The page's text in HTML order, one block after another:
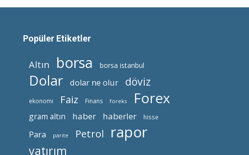
Popüler Etiketler
Altın borsa borsa istanbul
Dolar dolar ne olur döviz
ekonomi Faiz Finans foreks Forex
gram altın haber haberler hisse
Para parite Petrol rapor
yatırım